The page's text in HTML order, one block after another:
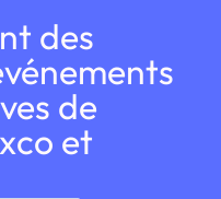
des
de
et